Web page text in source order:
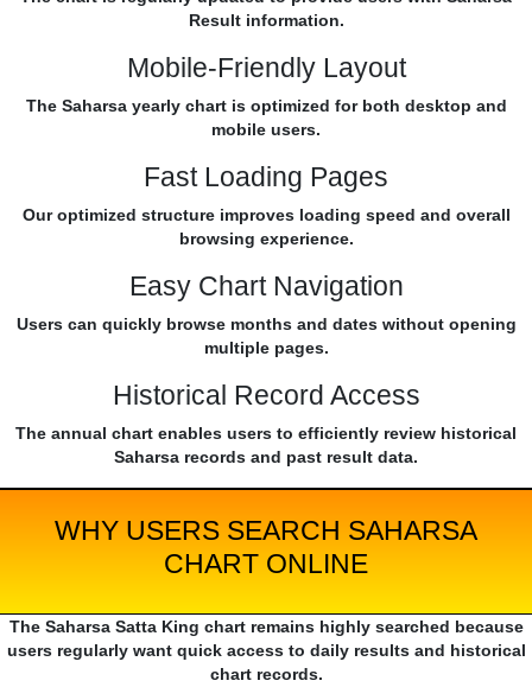
Result information.
Mobile-Friendly Layout
The Saharsa yearly chart is optimized for both desktop and
mobile users.
Fast Loading Pages
Our optimized structure improves loading speed and overall
browsing experience.
Easy Chart Navigation
Users can quickly browse months and dates without opening
multiple pages.
Historical Record Access
The annual chart enables users to efficiently review historical
Saharsa records and past result data.
WHY USERS SEARCH SAHARSA
CHART ONLINE
The Saharsa Satta King chart remains highly searched because
users regularly want quick access to daily results and historical
chart records.